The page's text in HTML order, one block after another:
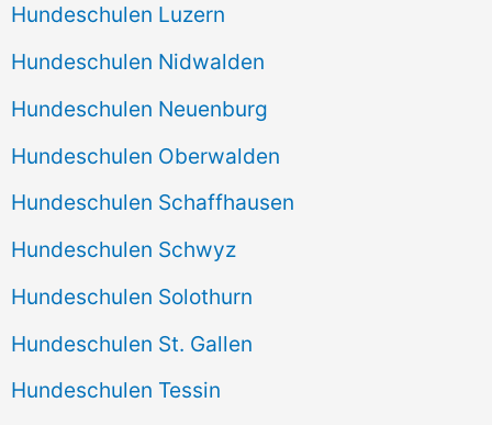
Hundeschulen Luzern
Hundeschulen Nidwalden
Hundeschulen Neuenburg
Hundeschulen Oberwalden
Hundeschulen Schaffhausen
Hundeschulen Schwyz
Hundeschulen Solothurn
Hundeschulen St. Gallen
Hundeschulen Tessin